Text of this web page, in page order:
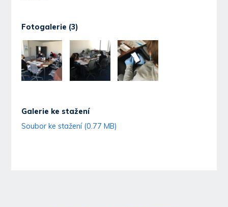
Fotogalerie (3)
Galerie ke stažení
Soubor ke stažení (0.77 MB)